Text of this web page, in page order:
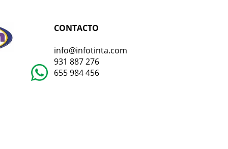
CONTACTO
info@infotinta.com
931 887 276
655 984 456